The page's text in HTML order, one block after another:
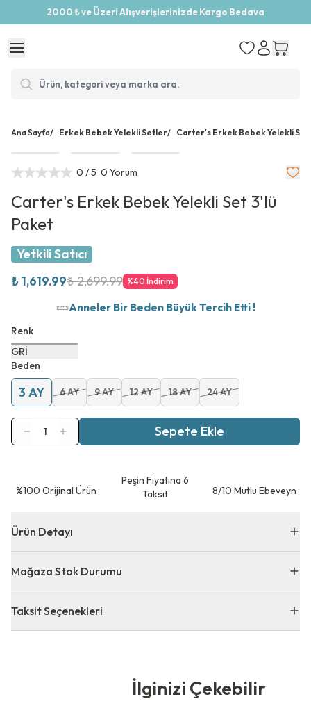
2000 ₺ ve Üzeri Alışverişlerinizde Kargo Bedava
Ana Sayfa/ Erkek Bebek Yelekli Setler/ Carter's Erkek Bebek Yelekli Set
0 / 5 0 Yorum
Carter's Erkek Bebek Yelekli Set 3'lü
Paket
Yetkili Satıcı
₺ 1,619.99₺ 2,699.99 %40 İndirim
Anneler Bir Beden Büyük Tercih Etti !
Renk
GRİ
Beden
3 AY 6 AY 9 AY 12 AY 18 AY 24 AY
1 Sepete Ekle
⁠%100 Orijinal Ürün
Peşin Fiyatına 6
Taksit
8/10 Mutlu Ebeveyn
Ürün Detayı
Mağaza Stok Durumu
Taksit Seçenekleri
İlginizi Çekebilir